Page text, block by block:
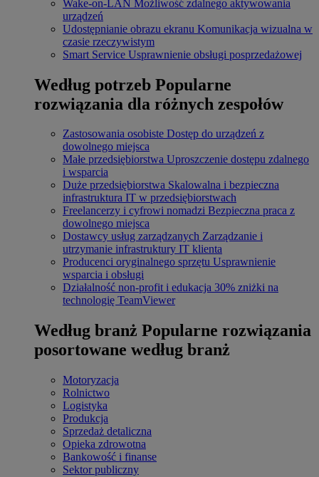
Wake-on-LAN Możliwość zdalnego aktywowania
urządzeń
Udostępnianie obrazu ekranu Komunikacja wizualna w
czasie rzeczywistym
Smart Service Usprawnienie obsługi posprzedażowej
Według potrzeb Popularne
rozwiązania dla różnych zespołów
Zastosowania osobiste Dostęp do urządzeń z
dowolnego miejsca
Małe przedsiębiorstwa Uproszczenie dostępu zdalnego
i wsparcia
Duże przedsiębiorstwa Skalowalna i bezpieczna
infrastruktura IT w przedsiębiorstwach
Freelancerzy i cyfrowi nomadzi Bezpieczna praca z
dowolnego miejsca
Dostawcy usług zarządzanych Zarządzanie i
utrzymanie infrastruktury IT klienta
Producenci oryginalnego sprzętu Usprawnienie
wsparcia i obsługi
Działalność non-profit i edukacja 30% zniżki na
technologię TeamViewer
Według branż Popularne rozwiązania
posortowane według branż
Motoryzacja
Rolnictwo
Logistyka
Produkcja
Sprzedaż detaliczna
Opieka zdrowotna
Bankowość i finanse
Sektor publiczny